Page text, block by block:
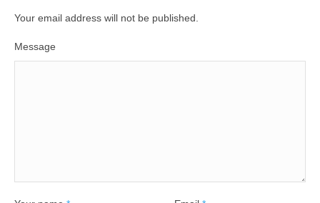
Your email address will not be published.
Message